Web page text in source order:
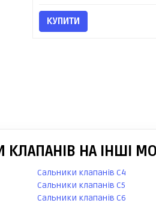
КУПИТИ
НА ІНШІ
Сальники клапанів C4
Сальники клапанів C5
Сальники клапанів C6